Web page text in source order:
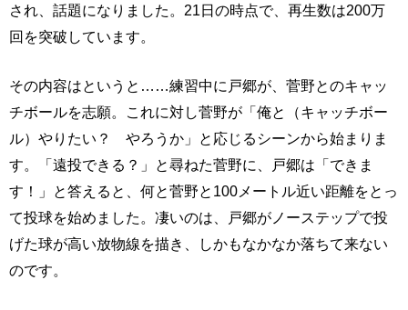
され、話題になりました。21日の時点で、再生数は200万
回を突破しています。
その内容はというと……練習中に戸郷が、菅野とのキャッ
チボールを志願。これに対し菅野が「俺と（キャッチボー
ル）やりたい？ やろうか」と応じるシーンから始まりま
す。「遠投できる？」と尋ねた菅野に、戸郷は「できま
す！」と答えると、何と菅野と100メートル近い距離をとっ
て投球を始めました。凄いのは、戸郷がノーステップで投
げた球が高い放物線を描き、しかもなかなか落ちて来ない
のです。